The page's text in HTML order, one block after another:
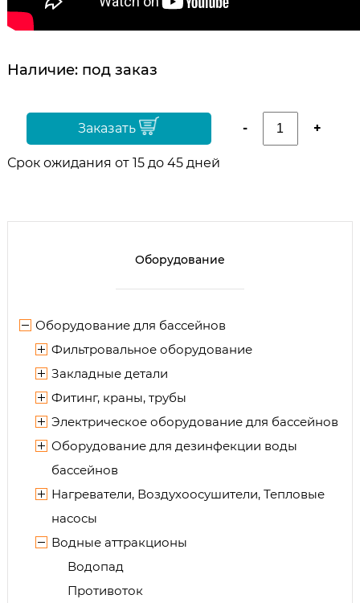
Наличие: под заказ
Заказать - +
Срок ожидания от 15 до 45 дней
Оборудование
Оборудование для бассейнов
Фильтровальное оборудование
Закладные детали
Фитинг, краны, трубы
Электрическое оборудование для бассейнов
Оборудование для дезинфекции воды
бассейнов
Нагреватели, Воздухоосушители, Тепловые
насосы
Водные аттракционы
Водопад
Противоток